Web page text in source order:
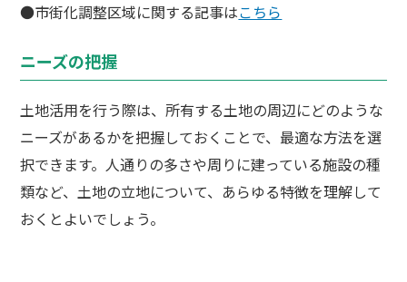
●市街化調整区域に関する記事はこちら
ニーズの把握
土地活用を行う際は、所有する土地の周辺にどのような
ニーズがあるかを把握しておくことで、最適な方法を選
択できます。人通りの多さや周りに建っている施設の種
類など、土地の立地について、あらゆる特徴を理解して
おくとよいでしょう。